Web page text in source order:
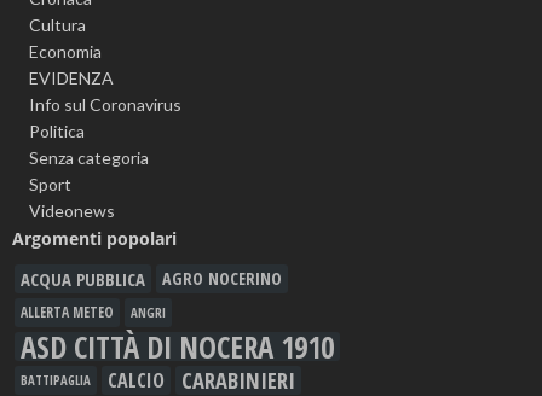
Cultura
Economia
EVIDENZA
Info sul Coronavirus
Politica
Senza categoria
Sport
Videonews
Argomenti popolari
ACQUA PUBBLICA AGRO NOCERINO
ALLERTA METEO ANGRI
ASD CITTÀ DI NOCERA 1910
BATTIPAGLIA CALCIO CARABINIERI